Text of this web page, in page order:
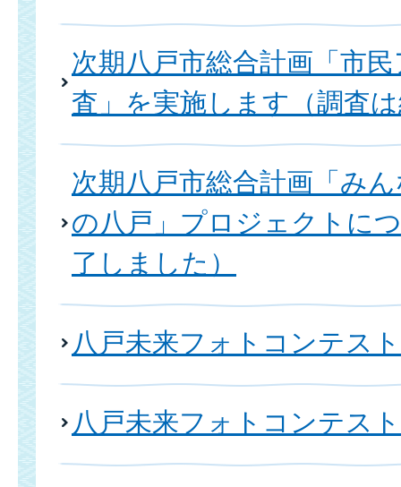
次期八戸市総合計画「市
査」を実施します（調査
次期八戸市総合計画「み
の八戸」プロジェクトに
了しました）
八戸未来フォトコンテス
八戸未来フォトコンテス